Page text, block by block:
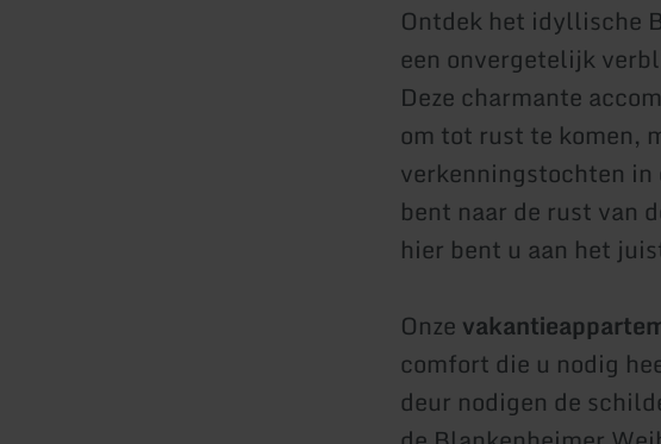
Ontdek het idyllische
een onvergetelijk
Deze charmante
om tot rust te komen,
verkenningstochten in
bent naar de rust van
hier bent u aan het
Onze
comfort die u nodig
deur nodigen de